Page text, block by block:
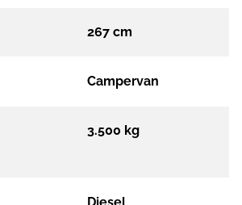
267 cm
Campervan
3.500 kg